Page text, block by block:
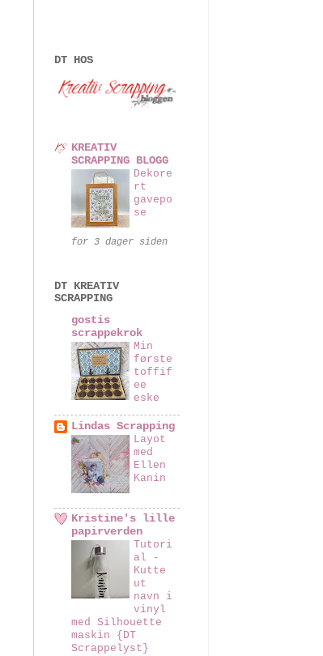
DT HOS
KREATIV
SCRAPPING BLOGG
Dekore
rt
gavepo
se
for 3 dager siden
DT KREATIV
SCRAPPING
gostis
scrappekrok
Min
første
toffif
ee
eske
Lindas Scrapping
Layot
med
Ellen
Kanin
Kristine's lille
papirverden
Tutori
al -
Kutte
ut
navn i
vinyl
med Silhouette
maskin {DT
Scrappelyst}